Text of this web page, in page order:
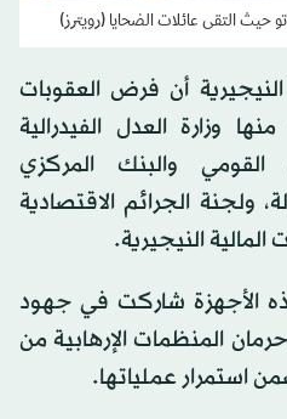
حيث التقى عائلات الضحايا (رويترز)
أن فرض العقوبات
وزارة العدل الفيدرالية
والبنك المركزي
ولجنة الجرائم الاقتصادية
المالية النيجيرية.
الأجهزة شاركت في جهود
المنظمات الإرهابية من
استمرار عملياتها.